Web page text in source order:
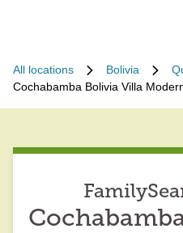
All locations Bolivia
Cochabamba Bolivia Villa